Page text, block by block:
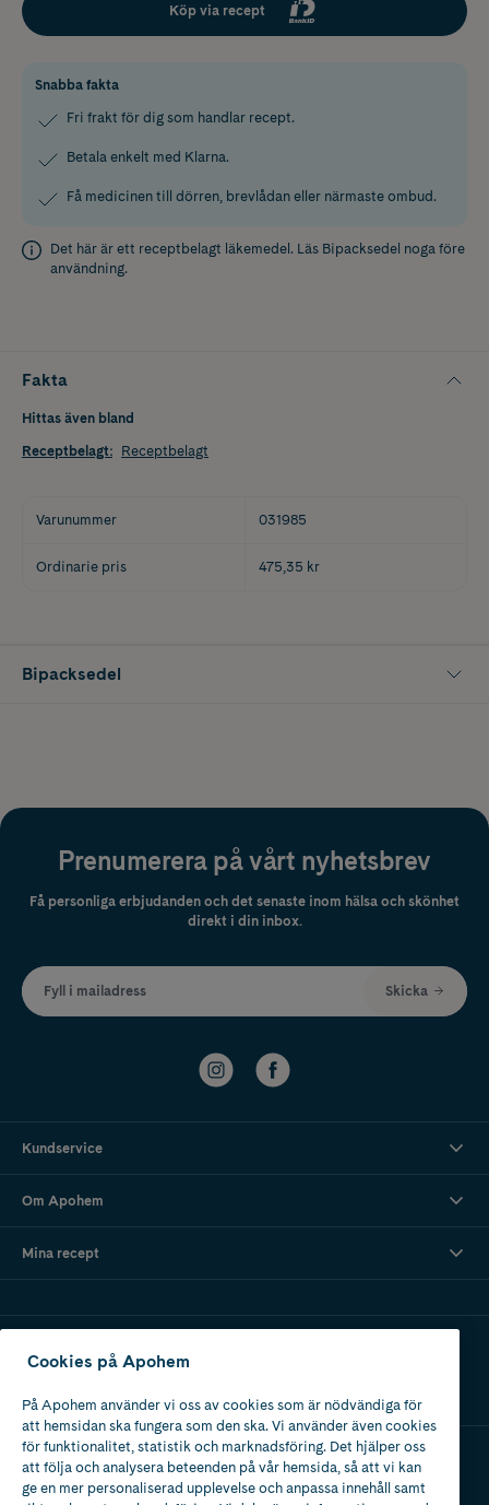
Köp via recept
Snabba fakta
Fri frakt för dig som handlar recept.
Betala enkelt med Klarna.
Få medicinen till dörren, brevlådan eller närmaste ombud.
Det här är ett receptbelagt läkemedel. Läs Bipacksedel noga före
användning.
Fakta
Hittas även bland
Receptbelagt: Receptbelagt
Varunummer 031985
Ordinarie pris 475,35 kr
Bipacksedel
Prenumerera på vårt nyhetsbrev
Få personliga erbjudanden och det senaste inom hälsa och skönhet
direkt i din inbox.
Fyll i mailadress Skicka
Kundservice
Om Apohem
Mina recept
Apotek med tillstånd
av Läkemedelsverket
Cookies på Apohem
På Apohem använder vi oss av cookies som är nödvändiga för
att hemsidan ska fungera som den ska. Vi använder även cookies
för funktionalitet, statistik och marknadsföring. Det hjälper oss
att följa och analysera beteenden på vår hemsida, så att vi kan
ge en mer personaliserad upplevelse och anpassa innehåll samt